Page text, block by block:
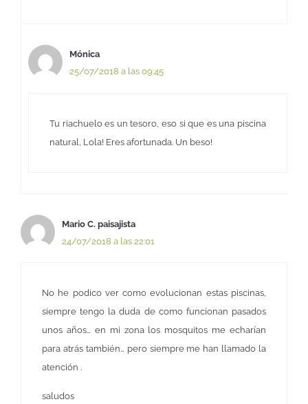
Mónica
25/07/2018 a las 09:45
Tu riachuelo es un tesoro, eso si que es una piscina
natural, Lola! Eres afortunada. Un beso!
Mario C. paisajista
24/07/2018 a las 22:01
No he podico ver como evolucionan estas piscinas,
siempre tengo la duda de como funcionan pasados
unos años… en mi zona los mosquitos me echarían
para atrás también… pero siempre me han llamado la
atención .
saludos